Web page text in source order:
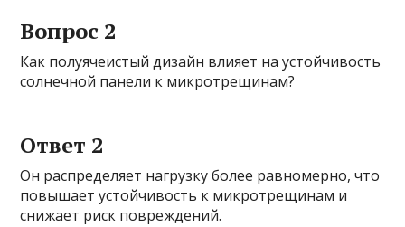
Вопрос 2
Как полуячеистый дизайн влияет на устойчивость
солнечной панели к микротрещинам?
Ответ 2
Он распределяет нагрузку более равномерно, что
повышает устойчивость к микротрещинам и
снижает риск повреждений.